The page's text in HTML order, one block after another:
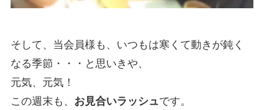
そして、当会員様も、いつもは寒くて動きが鈍く
なる季節・・・と思いきや、
元気、元気！
この週末も、 お見合いラッシュです。